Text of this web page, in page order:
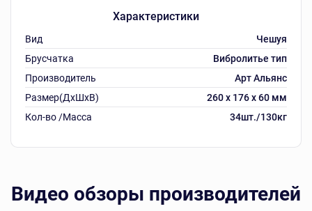
Характеристики
Вид
Чешуя
Брусчатка
Вибролитье тип
Производитель
Арт Альянс
Размер(ДхШхВ)
260 х 176 х 60 мм
Кол-во /Масса
34шт./130кг
Видео обзоры производителей